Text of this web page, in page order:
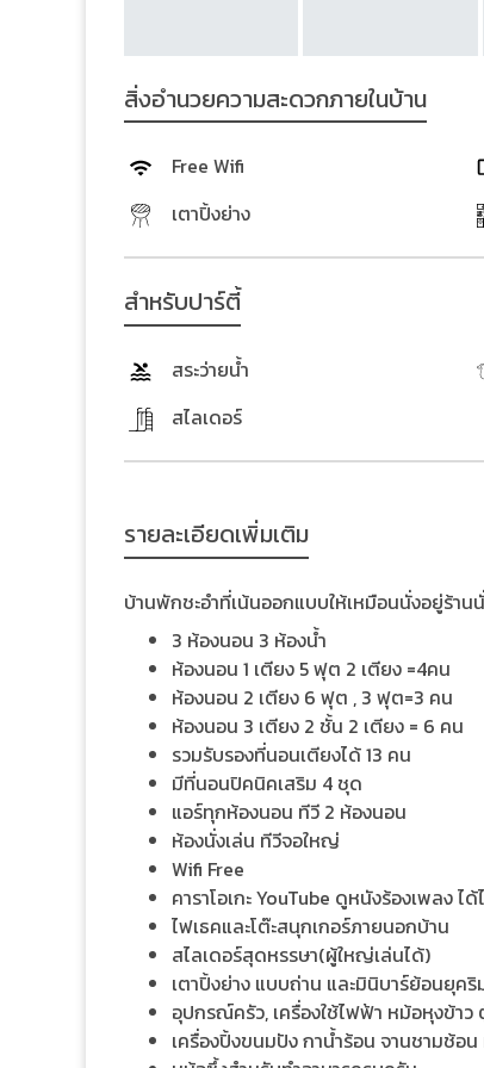
สิ่งอำนวยความสะดวกภายในบ้าน
Free Wifi
เตาปิ้งย่าง
สำหรับปาร์ตี้
สระว่ายน้ำ
สไลเดอร์
รายละเอียดเพิ่มเติม
บ้านพักชะอำที่เน้นออกแบบให้เหมือนนั่งอยู่ร้า
3 ห้องนอน 3 ห้องน้ำ
ห้องนอน 1 เตียง 5 ฟุต 2 เตียง =4คน
ห้องนอน 2 เตียง 6 ฟุต , 3 ฟุต=3 คน
ห้องนอน 3 เตียง 2 ชั้น 2 เตียง = 6 คน
รวมรับรองที่นอนเตียงได้ 13 คน
มีที่นอนปิคนิคเสริม 4 ชุด
แอร์ทุกห้องนอน ทีวี 2 ห้องนอน
ห้องนั่งเล่น ทีวีจอใหญ่
Wifi Free
คาราโอเกะ YouTube ดูหนังร้องเพลง ไ
ไฟเธคและโต๊ะสนุกเกอร์ภายนอกบ้าน
สไลเดอร์สุดหรรษา(ผู้ใหญ่เล่นได้)
เตาปิ้งย่าง แบบถ่าน และมินิบาร์ย้อนยุคริ
อุปกรณ์ครัว, เครื่องใช้ไฟฟ้า หม้อหุงข้าว
เครื่องปิ้งขนมปัง กาน้ำร้อน จานชามช้อน